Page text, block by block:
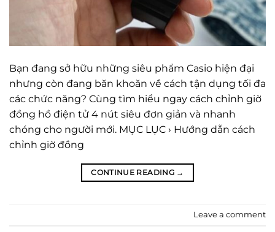
Bạn đang sở hữu những siêu phẩm Casio hiện đại
nhưng còn đang băn khoăn về cách tận dụng tối đa
các chức năng? Cùng tìm hiểu ngay cách chỉnh giờ
đồng hồ điện tử 4 nút siêu đơn giản và nhanh
chóng cho người mới. MỤC LỤC › Hướng dẫn cách
chỉnh giờ đồng
CONTINUE READING →
Leave a comment